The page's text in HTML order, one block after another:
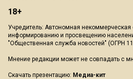
18+
Учредитель: Автономная некоммерческая
информированию и просвещению
"Общественная служба новостей" (ОГРН
Мнение редакции может не совпадать с
Скачать презентацию: Медиа-кит